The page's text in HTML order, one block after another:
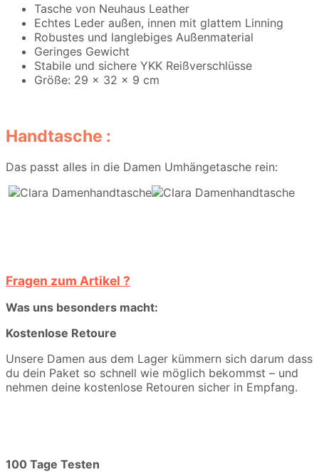
Tasche von Neuhaus Leather
Echtes Leder außen, innen mit glattem Linning
Robustes und langlebiges Außenmaterial
Geringes Gewicht
Stabile und sichere YKK Reißverschlüsse
Größe: 29 x 32 x 9 cm
Handtasche :
Das passt alles in die Damen Umhängetasche rein:
Fragen zum Artikel ?
Was uns besonders macht:
Kostenlose Retoure
Unsere Damen aus dem Lager kümmern sich darum dass
du dein Paket so schnell wie möglich bekommst – und
nehmen deine kostenlose Retouren sicher in Empfang.
100 Tage Testen